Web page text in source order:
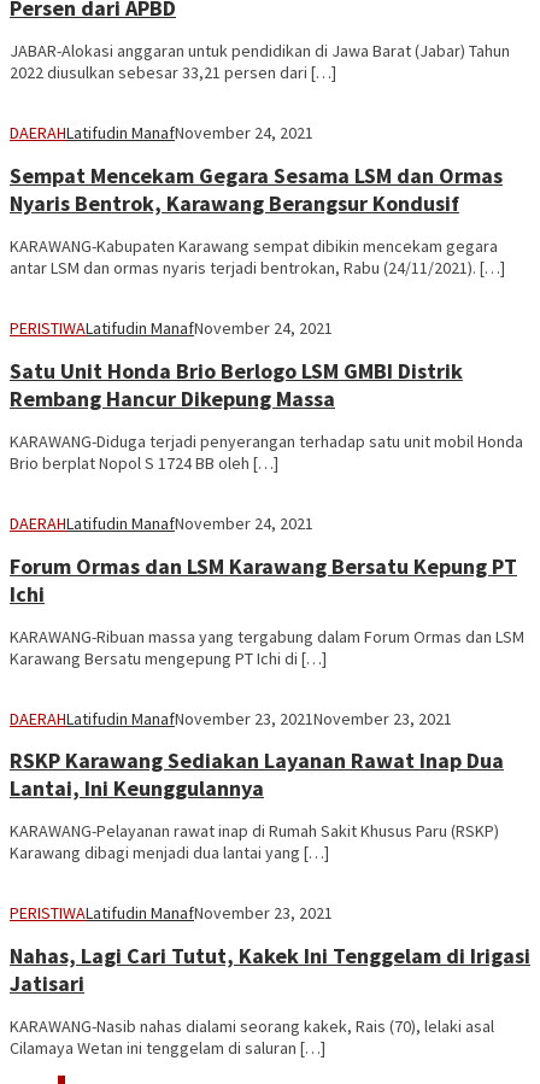
Persen dari APBD
JABAR-Alokasi anggaran untuk pendidikan di Jawa Barat (Jabar) Tahun
2022 diusulkan sebesar 33,21 persen dari […]
DAERAHLatifudin ManafNovember 24, 2021
Sempat Mencekam Gegara Sesama LSM dan Ormas
Nyaris Bentrok, Karawang Berangsur Kondusif
KARAWANG-Kabupaten Karawang sempat dibikin mencekam gegara
antar LSM dan ormas nyaris terjadi bentrokan, Rabu (24/11/2021). […]
PERISTIWALatifudin ManafNovember 24, 2021
Satu Unit Honda Brio Berlogo LSM GMBI Distrik
Rembang Hancur Dikepung Massa
KARAWANG-Diduga terjadi penyerangan terhadap satu unit mobil Honda
Brio berplat Nopol S 1724 BB oleh […]
DAERAHLatifudin ManafNovember 24, 2021
Forum Ormas dan LSM Karawang Bersatu Kepung PT
Ichi
KARAWANG-Ribuan massa yang tergabung dalam Forum Ormas dan LSM
Karawang Bersatu mengepung PT Ichi di […]
DAERAHLatifudin ManafNovember 23, 2021November 23, 2021
RSKP Karawang Sediakan Layanan Rawat Inap Dua
Lantai, Ini Keunggulannya
KARAWANG-Pelayanan rawat inap di Rumah Sakit Khusus Paru (RSKP)
Karawang dibagi menjadi dua lantai yang […]
PERISTIWALatifudin ManafNovember 23, 2021
Nahas, Lagi Cari Tutut, Kakek Ini Tenggelam di Irigasi
Jatisari
KARAWANG-Nasib nahas dialami seorang kakek, Rais (70), lelaki asal
Cilamaya Wetan ini tenggelam di saluran […]